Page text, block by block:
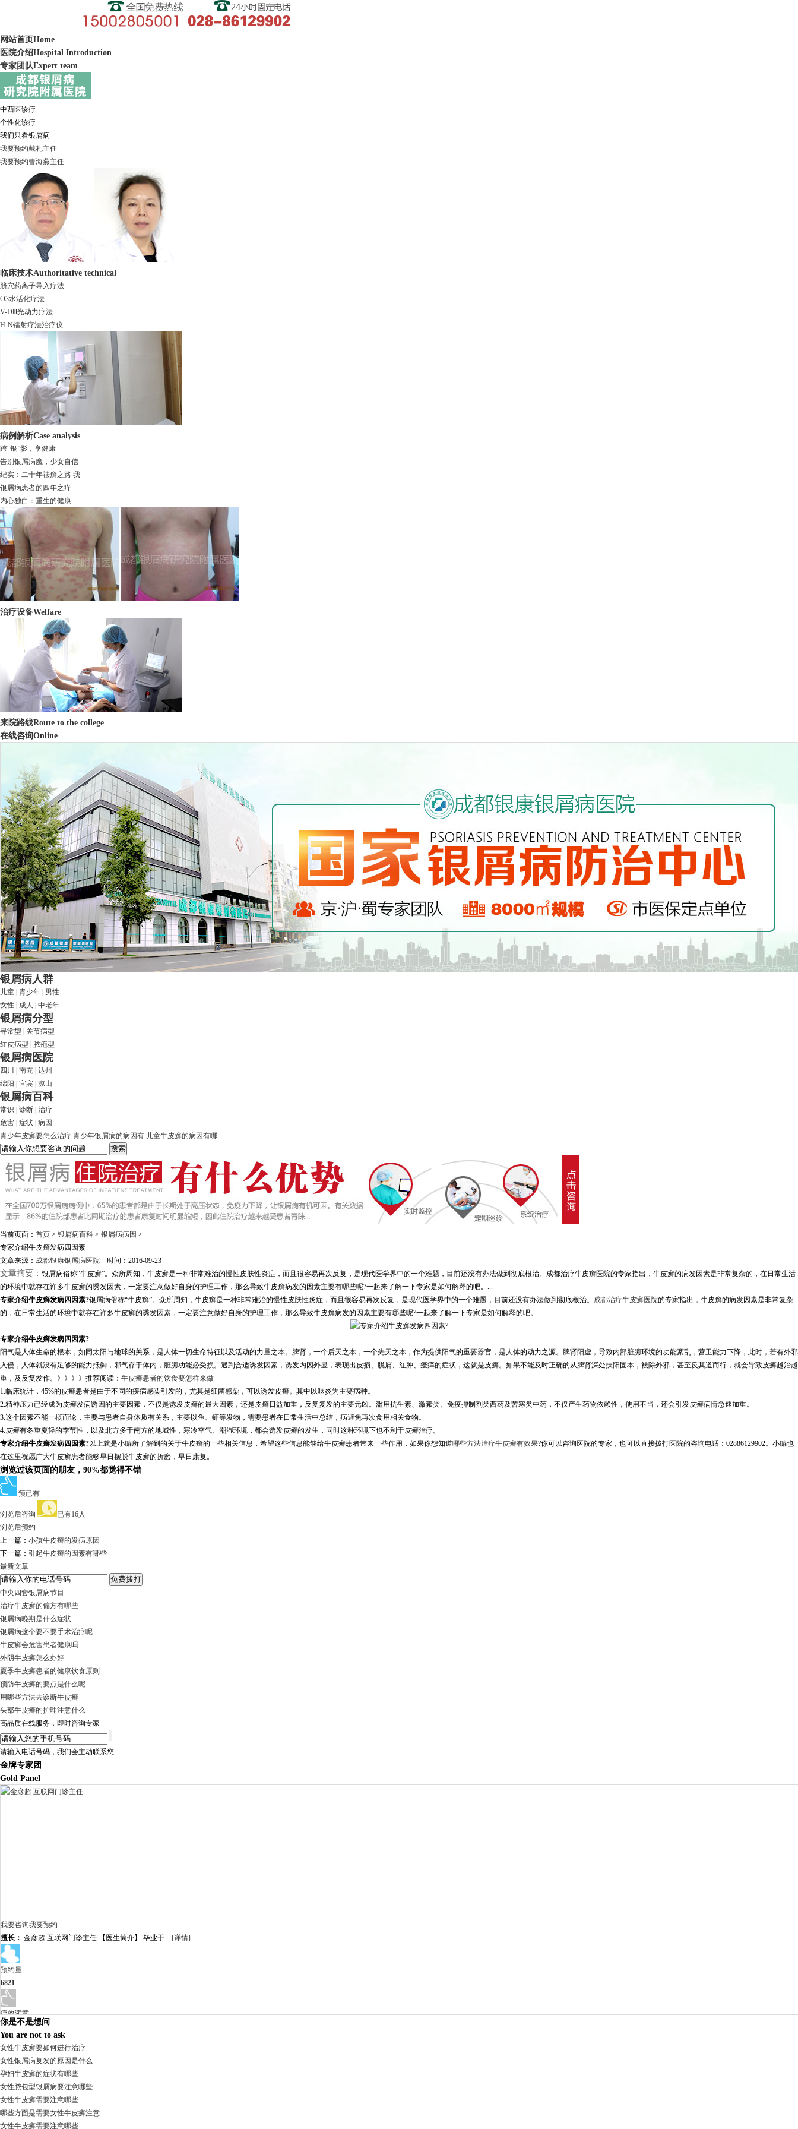
网站首页Home
医院介绍Hospital Introduction
专家团队Expert team
中西医诊疗
个性化诊疗
我们只看银屑病
我要预约戴礼主任
我要预约曹海燕主任
临床技术Authoritative technical
脐穴药离子导入疗法
O3水活化疗法
V-DⅢ光动力疗法
H-N镭射疗法治疗仪
病例解析Case analysis
跨“银”影，享健康
告别银屑病魔，少女自信
纪实：二十年祛癣之路 我
银屑病患者的四年之痒
内心独白：重生的健康
治疗设备Welfare
来院路线Route to the college
在线咨询Online
银屑病人群
儿童 青少年
男性
女性
成人 中老年
银屑病分型
寻常型
关节病型
红皮病型
脓疱型
银屑病医院
四川 南充 达州
绵阳
宜宾 凉山
银屑病百科
常识 诊断 治疗
危害 症状 病因
青少年皮癣要怎么治疗 青少年银屑病的病因有 儿童牛皮癣的病因有哪
当前页面： 首页 > 银屑病百科 > 银屑病病因 >
专家介绍牛皮癣发病四因素
文章来源： 成都银康银屑病医院 时间：2016-09-23
文章摘要： 银屑病俗称“牛皮癣”。众所周知，牛皮癣是一种非常难治的慢性皮肤性炎症，而且很容易再次反复，是现代医学界中的一个难题，目前还没有办法做到彻底根治。成都治疗牛皮癣医院的专家指出，牛皮癣的病发因素是非常复杂的，在日常生活
的环境中就存在许多牛皮癣的诱发因素，一定要注意做好自身的护理工作，那么导致牛皮癣病发的因素主要有哪些呢?一起来了解一下专家是如何解释的吧。...
专家介绍牛皮癣发病四因素?银屑病俗称“牛皮癣”。众所周知，牛皮癣是一种非常难治的慢性皮肤性炎症，而且很容易再次反复，是现代医学界中的一个难题，目前还没有办法做到彻底根治。 成都治疗牛皮癣医院的专家指出，牛皮癣的病发因素是非常复杂
的，在日常生活的环境中就存在许多牛皮癣的诱发因素，一定要注意做好自身的护理工作，那么导致牛皮癣病发的因素主要有哪些呢?一起来了解一下专家是如何解释的吧。
专家介绍牛皮癣发病四因素?
阳气是人体生命的根本，如同太阳与地球的关系，是人体一切生命特征以及活动的力量之本。脾肾，一个后天之本，一个先天之本，作为提供阳气的重要器官，是人体的动力之源。脾肾阳虚，导致内部脏腑环境的功能紊乱，营卫能力下降，此时，若有外邪
入侵，人体就没有足够的能力抵御，邪气存于体内，脏腑功能必受损。遇到合适诱发因素，诱发内因外显，表现出皮损、脱屑、红肿、瘙痒的症状，这就是皮癣。如果不能及时正确的从脾肾深处扶阳固本，祛除外邪，甚至反其道而行，就会导致皮癣越治越
重，及反复发作。》》》》推荐阅读： 牛皮癣患者的饮食要怎样来做
1.临床统计，45%的皮癣患者是由于不同的疾病感染引发的，尤其是细菌感染，可以诱发皮癣。其中以咽炎为主要病种。
2.精神压力已经成为皮癣发病诱因的主要因素，不仅是诱发皮癣的最大因素，还是皮癣日益加重，反复复发的主要元凶。滥用抗生素、激素类、免疫抑制剂类西药及苦寒类中药，不仅产生药物依赖性，使用不当，还会引发皮癣病情急速加重。
3.这个因素不能一概而论，主要与患者自身体质有关系，主要以鱼、虾等发物，需要患者在日常生活中总结，病避免再次食用相关食物。
4.皮癣有冬重夏轻的季节性，以及北方多于南方的地域性，寒冷空气、潮湿环境，都会诱发皮癣的发生，同时这种环境下也不利于皮癣治疗。
专家介绍牛皮癣发病四因素?以上就是小编所了解到的关于牛皮癣的一些相关信息，希望这些信息能够给牛皮癣患者带来一些作用，如果你想知道哪些方法治疗牛皮癣有效果?你可以咨询医院的专家，也可以直接拨打医院的咨询电话：02886129902。小编也
在这里祝愿广大牛皮癣患者能够早日摆脱牛皮癣的折磨，早日康复。
浏览过该页面的朋友，90%都觉得不错
预已有
浏览后咨询
已有16人
浏览后预约
上一篇： 小孩牛皮癣的发病原因
下一篇： 引起牛皮癣的因素有哪些
最新文章
中央四套银屑病节目
治疗牛皮癣的偏方有哪些
银屑病晚期是什么症状
银屑病这个要不要手术治疗呢
牛皮癣会危害患者健康吗
外阴牛皮癣怎么办好
夏季牛皮癣患者的健康饮食原则
预防牛皮癣的要点是什么呢
用哪些方法去诊断牛皮癣
头部牛皮癣的护理注意什么
高品质在线服务，即时咨询专家
请输入电话号码，我们会主动联系您
金牌专家团
Gold Panel
我要咨询我要预约
擅长： 金彦超 互联网门诊主任 【医生简介】 毕业于... [详情]
预约量
6821
疗效满意
98%
你是不是想问
You are not to ask
女性牛皮癣要如何进行治疗
女性银屑病复发的原因是什么
孕妇牛皮癣的症状有哪些
女性脓包型银屑病要注意哪些
女性牛皮癣需要注意哪些
哪些方面是需要女性牛皮癣注意
女性牛皮癣需要注意哪些